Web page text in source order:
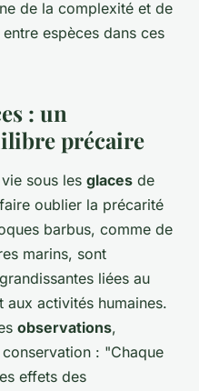
de la complexité et de
espèces dans ces
: un
précaire
sous les glaces de
oublier la précarité
barbus, comme de
marins, sont
liées au
aux activités humaines.
observations,
: "Chaque
effets des